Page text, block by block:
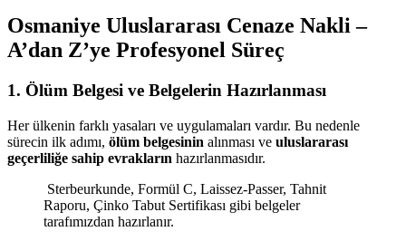
Osmaniye Uluslararası Cenaze Nakli –
A’dan Z’ye Profesyonel Süreç
1. Ölüm Belgesi ve Belgelerin Hazırlanması
Her ülkenin farklı yasaları ve uygulamaları vardır. Bu nedenle
sürecin ilk adımı, ölüm belgesinin alınması ve uluslararası
geçerliliğe sahip evrakların hazırlanmasıdır.
Sterbeurkunde, Formül C, Laissez-Passer, Tahnit
Raporu, Çinko Tabut Sertifikası gibi belgeler
tarafımızdan hazırlanır.